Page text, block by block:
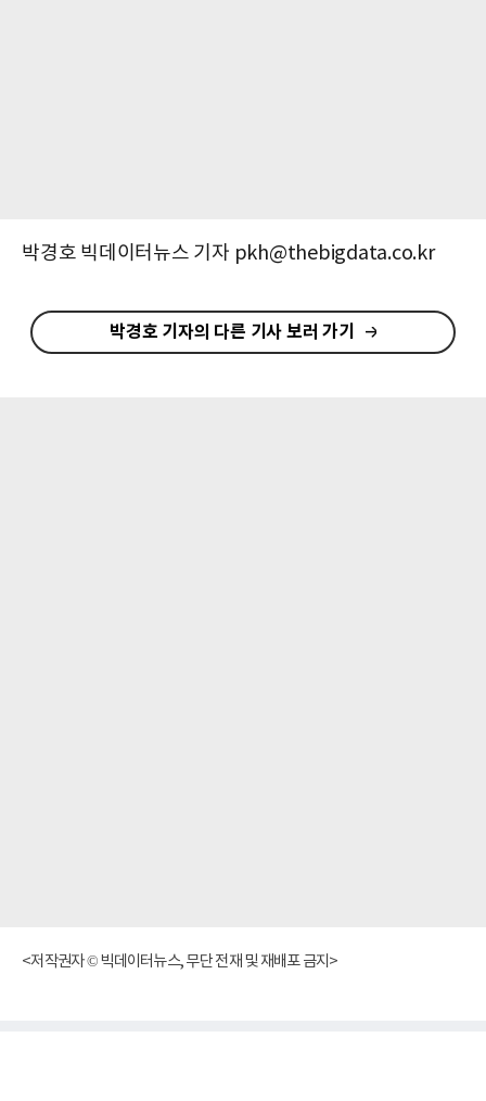
박경호 빅데이터뉴스 기자 pkh@thebigdata.co.kr
박경호 기자의 다른 기사 보러 가기
<저작권자 © 빅데이터뉴스, 무단 전재 및 재배포 금지>